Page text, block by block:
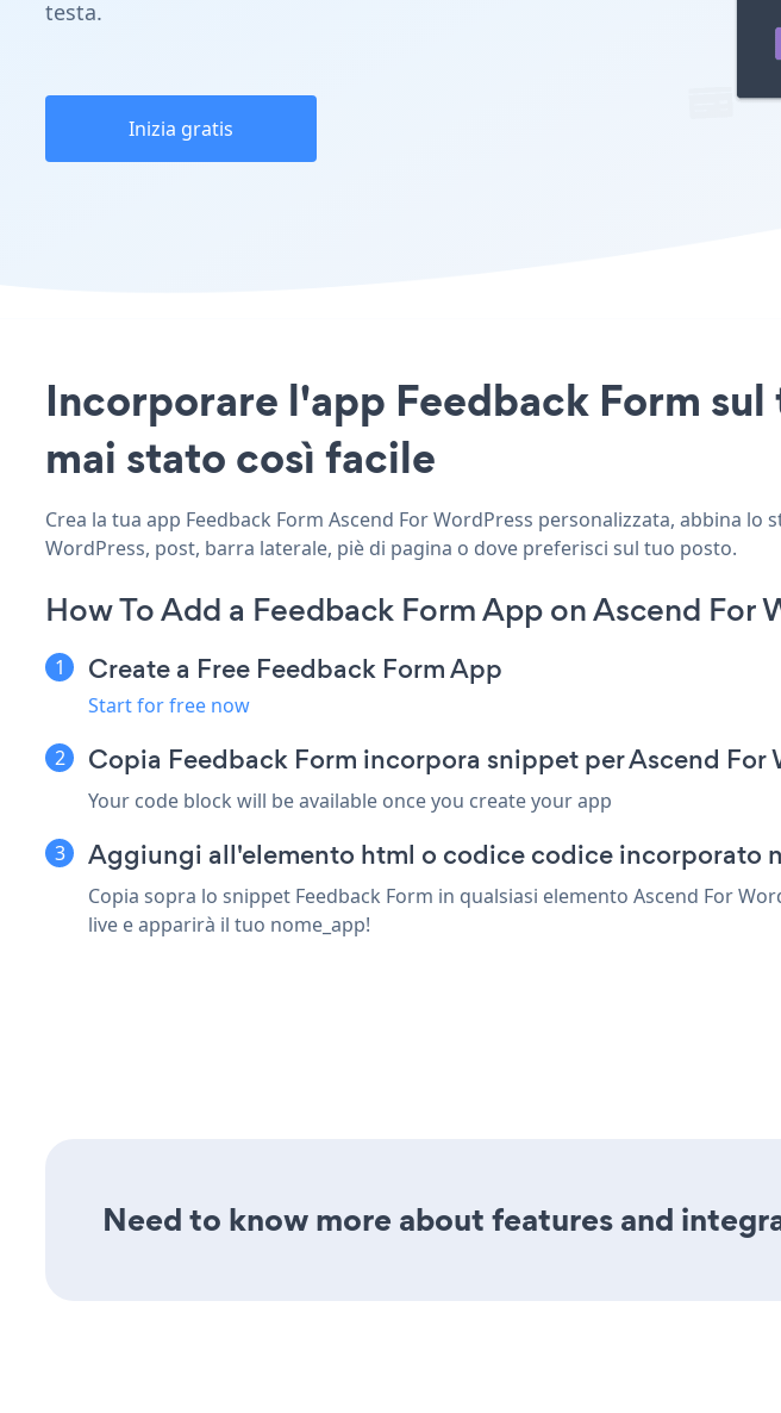
testa.
Inizia gratis
Incorporare l'app Feedback Form
mai stato così facile
Crea la tua app Feedback Form Ascend For WordPress personalizzata, abbina
WordPress, post, barra laterale, piè di pagina o dove preferisci sul tuo posto.
How To Add a Feedback Form App on Ascend For
Create a Free Feedback Form App
Start for free now
Copia Feedback Form incorpora snippet per Ascend For
Your code block will be available once you create your app
Aggiungi all'elemento html o codice codice incorporato
Copia sopra lo snippet Feedback Form in qualsiasi elemento Ascend For
live e apparirà il tuo nome_app!
Need to know more about features and